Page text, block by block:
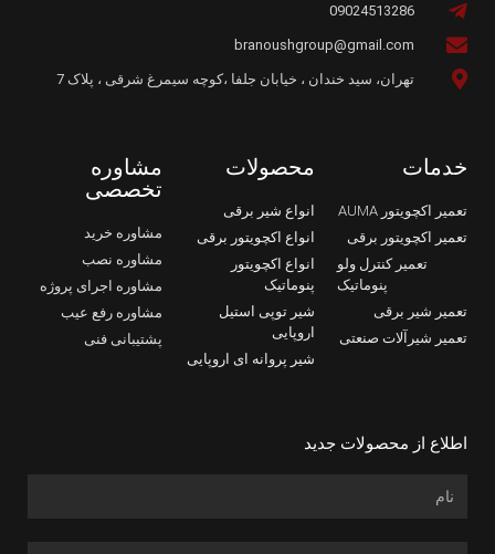
09024513286
branoushgroup@gmail.com
تهران، سید خندان ، خیابان جلفا ،کوچه سیمرغ شرقی ، پلاک 7
خدمات
تعمیر اکچویتور AUMA
تعمیر اکچویتور برقی
تعمیر کنترل ولو
پنوماتیک
تعمیر شیر برقی
تعمیر شیرآلات صنعتی
محصولات
انواع شیر برقی
انواع اکچویتور برقی
انواع اکچویتور
پنوماتیک
شیر توپی استیل
اروپایی
شیر پروانه ای اروپایی
مشاوره
تخصصی
مشاوره خرید
مشاوره نصب
مشاوره اجرای پروژه
مشاوره رفع عیب
پشتیبانی فنی
اطلاع از محصولات جدید